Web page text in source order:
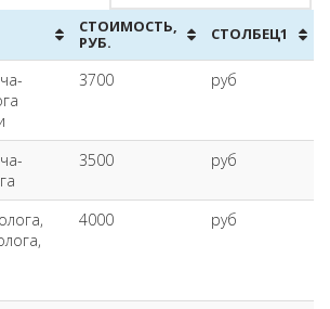
СТОИМОСТЬ,
РУБ.
СТОЛБЕЦ1
3700 руб
3500 руб
4000 руб